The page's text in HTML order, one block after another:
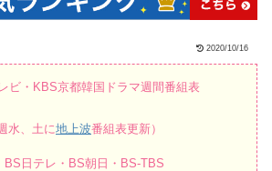
2020/10/16
ビ・KBS京都韓国ドラマ週間番組表
水、土に地上波番組表更新）
BS日テレ・BS朝日・BS-TBS